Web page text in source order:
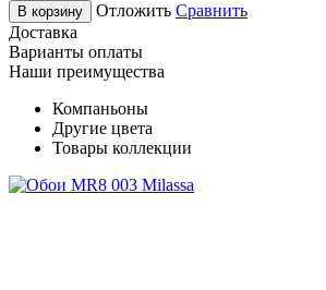
В корзину Отложить Сравнить
Доставка
Варианты оплаты
Наши преимущества
Компаньоны
Другие цвета
Товары коллекции